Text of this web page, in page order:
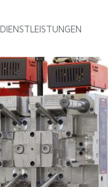
DIENSTLEISTUNGEN